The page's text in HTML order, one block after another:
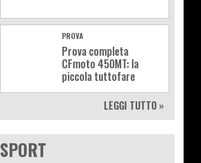
PROVA
Prova completa
CFmoto 450MT: la
piccola tuttofare
LEGGI TUTTO »
SPORT